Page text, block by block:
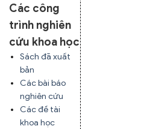
Các công
trình nghiên
cứu khoa học
Sách đã xuất
bản
Các bài báo
nghiên cứu
Các đề tài
khoa học